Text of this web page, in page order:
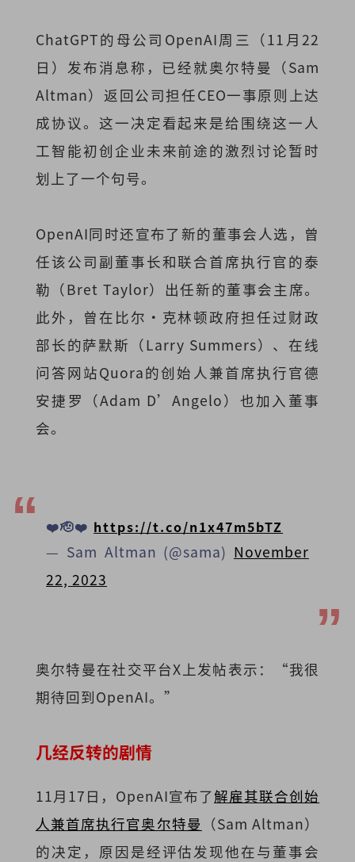
ChatGPT的母公司OpenAI周三（11月22
日）发布消息称，已经就奥尔特曼（Sam
Altman）返回公司担任CEO一事原则上达
成协议。这一决定看起来是给围绕这一人
工智能初创企业未来前途的激烈讨论暂时
划上了一个句号。
OpenAI同时还宣布了新的董事会人选，曾
任该公司副董事长和联合首席执行官的泰
勒（Bret Taylor）出任新的董事会主席。
此外，曾在比尔·克林顿政府担任过财政
部长的萨默斯（Larry Summers）、在线
问答网站Quora的创始人兼首席执行官德
安捷罗（Adam D’Angelo）也加入董事
会。
❤️🫡❤️ https://t.co/n1x47m5bTZ
— Sam Altman (@sama) November
22, 2023
奥尔特曼在社交平台X上发帖表示：“我很
期待回到OpenAI。”
几经反转的剧情
11月17日，OpenAI宣布了解雇其联合创始
人兼首席执行官奥尔特曼 （Sam Altman）
的决定，原因是经评估发现他在与董事会